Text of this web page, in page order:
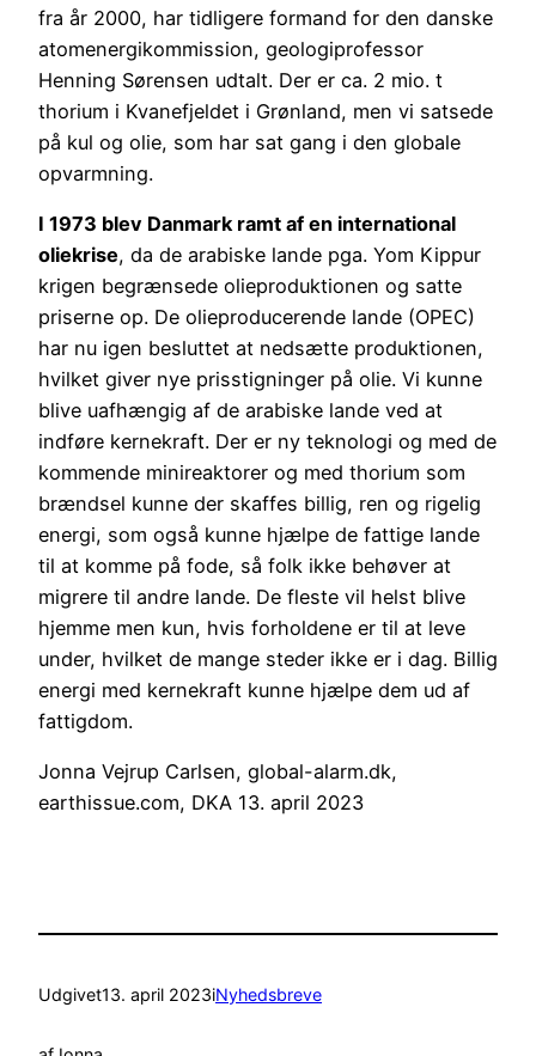
fra år 2000, har tidligere formand for den danske
atomenergikommission, geologiprofessor
Henning Sørensen udtalt. Der er ca. 2 mio. t
thorium i Kvanefjeldet i Grønland, men vi satsede
på kul og olie, som har sat gang i den globale
opvarmning.
I 1973 blev Danmark ramt af en international
oliekrise, da de arabiske lande pga. Yom Kippur
krigen begrænsede olieproduktionen og satte
priserne op. De olieproducerende lande (OPEC)
har nu igen besluttet at nedsætte produktionen,
hvilket giver nye prisstigninger på olie. Vi kunne
blive uafhængig af de arabiske lande ved at
indføre kernekraft. Der er ny teknologi og med de
kommende minireaktorer og med thorium som
brændsel kunne der skaffes billig, ren og rigelig
energi, som også kunne hjælpe de fattige lande
til at komme på fode, så folk ikke behøver at
migrere til andre lande. De fleste vil helst blive
hjemme men kun, hvis forholdene er til at leve
under, hvilket de mange steder ikke er i dag. Billig
energi med kernekraft kunne hjælpe dem ud af
fattigdom.
Jonna Vejrup Carlsen, global-alarm.dk,
earthissue.com, DKA 13. april 2023
Udgivet13. april 2023iNyhedsbreve